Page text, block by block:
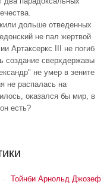
дольше отведенных
не пал жертвой
Артаксеркс III не погиб
создание сверхдержавы
не умер в зените
не распалась на
оказался бы мир, в
есть?
Тойнби Арнольд Джозеф